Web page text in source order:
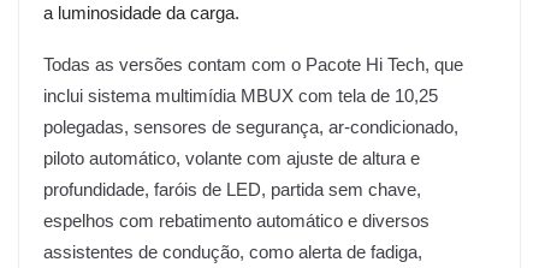
a luminosidade da carga.
Todas as versões contam com o Pacote Hi Tech, que
inclui sistema multimídia MBUX com tela de 10,25
polegadas, sensores de segurança, ar-condicionado,
piloto automático, volante com ajuste de altura e
profundidade, faróis de LED, partida sem chave,
espelhos com rebatimento automático e diversos
assistentes de condução, como alerta de fadiga,